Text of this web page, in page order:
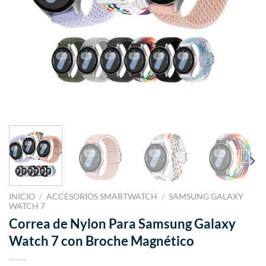
INICIO / ACCESORIOS SMARTWATCH / SAMSUNG GALAXY
WATCH 7
Correa de Nylon Para Samsung Galaxy
Watch 7 con Broche Magnético